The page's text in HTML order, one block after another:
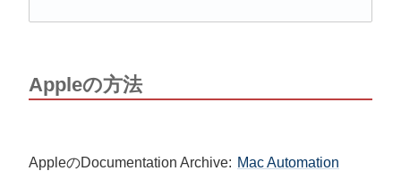
Appleの方法
AppleのDocumentation Archive: Mac Automation